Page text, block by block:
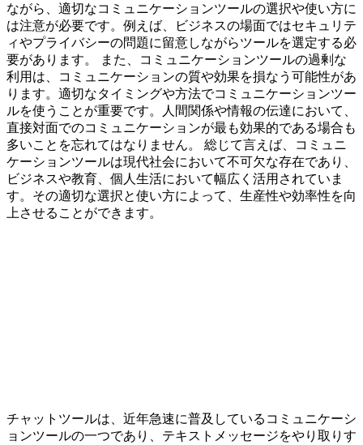
ながら、適切なコミュニケーションツールの選択や使い方に
は注意が必要です。例えば、ビジネスの場面ではセキュリテ
ィやプライバシーの問題に留意しながらツールを選定する必
要があります。 また、コミュニケーションツールの過剰な
利用は、コミュニケーションの質や効果を損なう可能性があ
ります。適切なタイミングや方法でコミュニケーションツー
ルを使うことが重要です。人間関係や情報の伝達において、
直接対面でのコミュニケーションが最も効果的である場合も
多いことを忘れてはなりません。 総じて言えば、コミュニ
ケーションツールは現代社会において不可欠な存在であり、
ビジネスや教育、個人生活において幅広く活用されていま
す。その適切な選択と使い方によって、生産性や効率性を向
上させることができます。
チャットツールは、近年急速に普及しているコミュニケーシ
ョンツールの一つであり、テキストメッセージをやり取りす